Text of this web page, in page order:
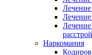
Наркомания